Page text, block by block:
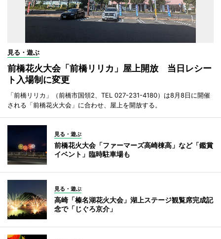
見る・遊ぶ
前橋花火大会「前橋リリカ」屋上開放 当日レシー
ト入場制に変更
「前橋リリカ」（前橋市国領2、TEL 027-231-4180）は8月8日に開催
される「前橋花火大会」に合わせ、屋上を開放する。
見る・遊ぶ
前橋花火大会「ファーマーズ高崎棟高」など「鑑賞
イベント」臨時駐車場も
見る・遊ぶ
高崎「榛名湖花火大会」湖上ステージ観覧席完成記
念で「じぐろ京介」